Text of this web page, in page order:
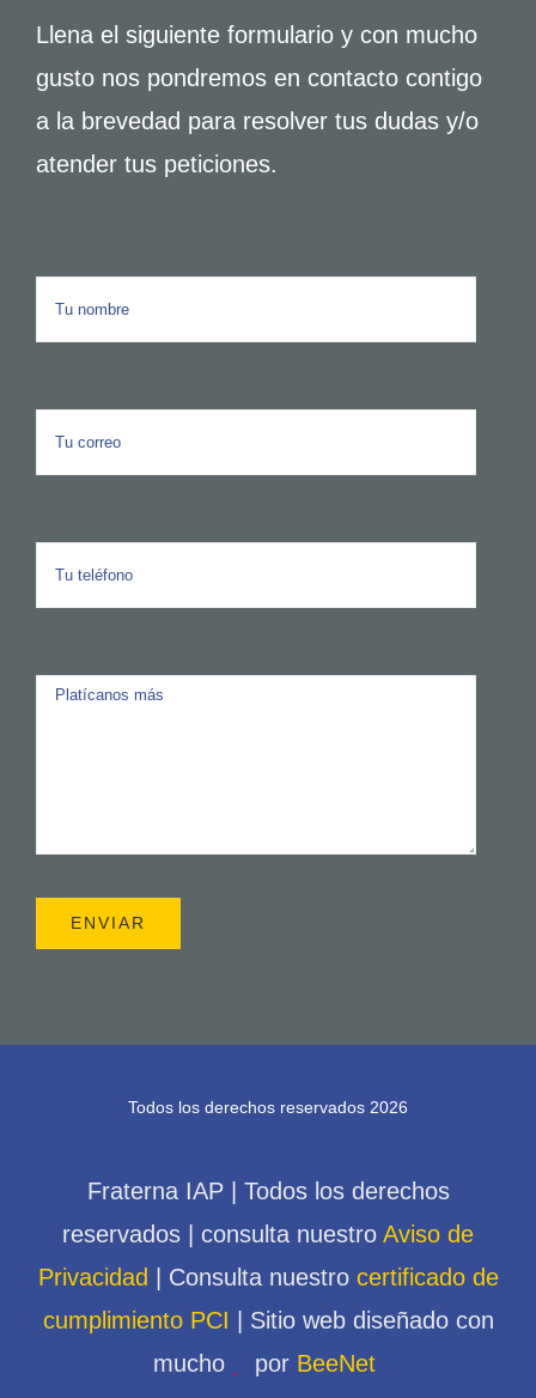
Llena el siguiente formulario y con mucho
gusto nos pondremos en contacto contigo
a la brevedad para resolver tus dudas y/o
atender tus peticiones.
Todos los derechos reservados 2026
Fraterna IAP | Todos los derechos
reservados | consulta nuestro Aviso de
Privacidad
| Consulta nuestro certificado de
cumplimiento PCI | Sitio web diseñado con
mucho
por BeeNet